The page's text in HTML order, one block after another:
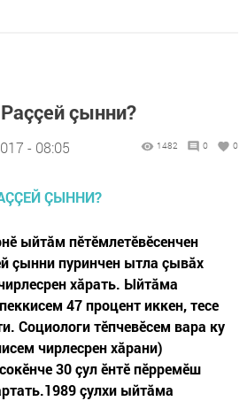
çынни?
- 08:05 1482 0 0
ыйтăм пӗтӗмлетӗвӗсенчен
çынни пуринчен ытла çывăх
хăрать. Ыйтăма
47 процент иккен, тесе
Социологи тӗпчевӗсем вара ку
чирлесрен хăрани)
30 çул ӗнтӗ пӗрремӗш
çулхи ыйтăма